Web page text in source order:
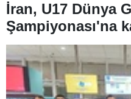
İran, U17 Dünya
Şampiyonası'na